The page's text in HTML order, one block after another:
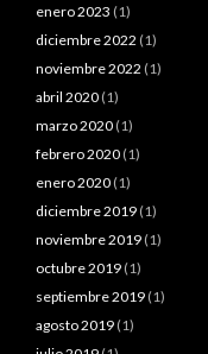
enero 2023 (1)
diciembre 2022 (1)
noviembre 2022 (1)
abril 2020 (1)
marzo 2020 (1)
febrero 2020 (1)
enero 2020 (1)
diciembre 2019 (1)
noviembre 2019 (1)
octubre 2019 (1)
septiembre 2019 (1)
agosto 2019 (1)